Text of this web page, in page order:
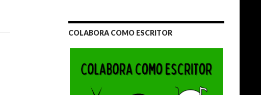
COLABORA COMO ESCRITOR